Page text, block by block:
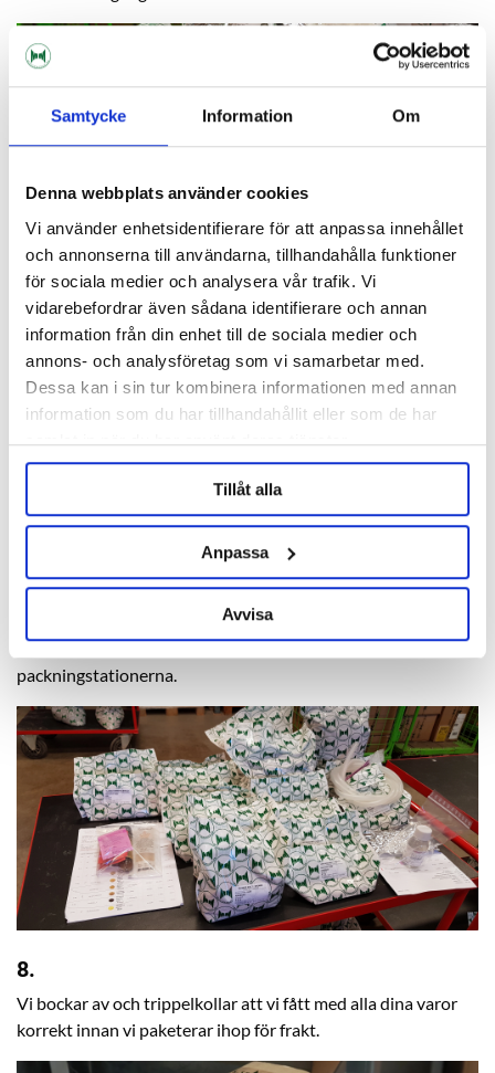
Samtycke Information Om
Denna webbplats använder cookies
Vi använder enhetsidentifierare för att anpassa innehållet
och annonserna till användarna, tillhandahålla funktioner
för sociala medier och analysera vår trafik. Vi
vidarebefordrar även sådana identifierare och annan
information från din enhet till de sociala medier och
annons- och analysföretag som vi samarbetar med.
Dessa kan i sin tur kombinera informationen med annan
information som du har tillhandahållit eller som de har
samlat in när du har använt deras tjänster.
Tillåt alla
Anpassa
Avvisa
6.
Vi plockar ihop alla varor till din orderomgång.
Din order behandlas på en packvagn som körs till
packningstationerna.
8.
Vi bockar av och trippelkollar att vi fått med alla dina varor
korrekt innan vi paketerar ihop för frakt.